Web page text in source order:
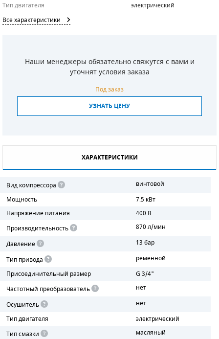
Тип двигателя
электрический
Все характеристики
Наши менеджеры обязательно свяжутся с вами и
уточнят условия заказа
Под заказ
УЗНАТЬ ЦЕНУ
ХАРАКТЕРИСТИКИ
Вид компрессора
винтовой
Мощность
7.5 кВт
Напряжение питания
400 В
Производительность
870 л/мин
Давление
13 бар
Тип привода
ременной
Присоединительный размер
G 3/4"
Частотный преобразователь
нет
Осушитель
нет
Тип двигателя
электрический
Тип смазки
масляный
ЗАПЧАСТИ ДЛЯ ВИНТОВЫХ КОМПРЕССОРОВ
СМЕННЫЕ ЭЛЕМЕНТЫ МАГИСТРАЛЬНЫХ
ДЛЯ АДСОРБЦИОННЫХ ОСУШИТЕЛЕЙ
ФИЛЬТРЫ ТОПЛИВНЫЕ
РАДИАТОРЫ
ПОДШИПНИКИ
ПОРШНЕВЫЕ БЛОКИ
ДЕТАЛИ ПОРШНЕВЫХ КОМПРЕССОРОВ
ДЕТАЛИ СПИРАЛЬНЫХ КОМПРЕССОРОВ